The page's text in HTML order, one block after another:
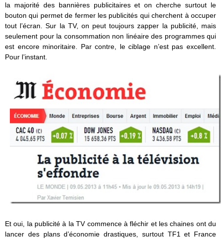
la majorité des bannières publicitaires et on cherche surtout le
bouton qui permet de fermer les publicités qui cherchent à occuper
tout l’écran. Sur la TV, on peut toujours zapper la publicité, mais
seulement pour la consommation non linéaire des programmes qui
est encore minoritaire. Par contre, le ciblage n’est pas excellent.
Pour l’instant.
Et oui, la publicité à la TV commence à fléchir et les chaines ont du
lancer des plans d’économie drastiques, surtout TF1 et France